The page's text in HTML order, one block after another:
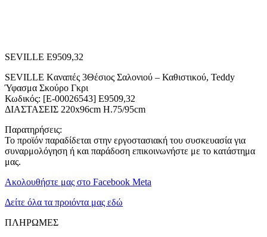
SEVILLE E9509,32
SEVILLE Kαναπές 3Θέσιος Σαλονιού – Καθιστικού, Teddy
Ύφασμα Σκούρο Γκρι
Κωδικός: [Ε-00026543] Ε9509,32
ΔΙΑΣΤΑΣΕΙΣ 220x96cm H.75/95cm
Παρατηρήσεις:
Το προϊόν παραδίδεται στην εργοστασιακή του συσκευασία για
συναρμολόγηση ή και παράδοση επικοινωνήστε με το κατάστημα
μας.
Ακολουθήστε μας στο Facebook Meta
Δείτε όλα τα προιόντα μας εδώ
ΠΛΗΡΩΜΕΣ